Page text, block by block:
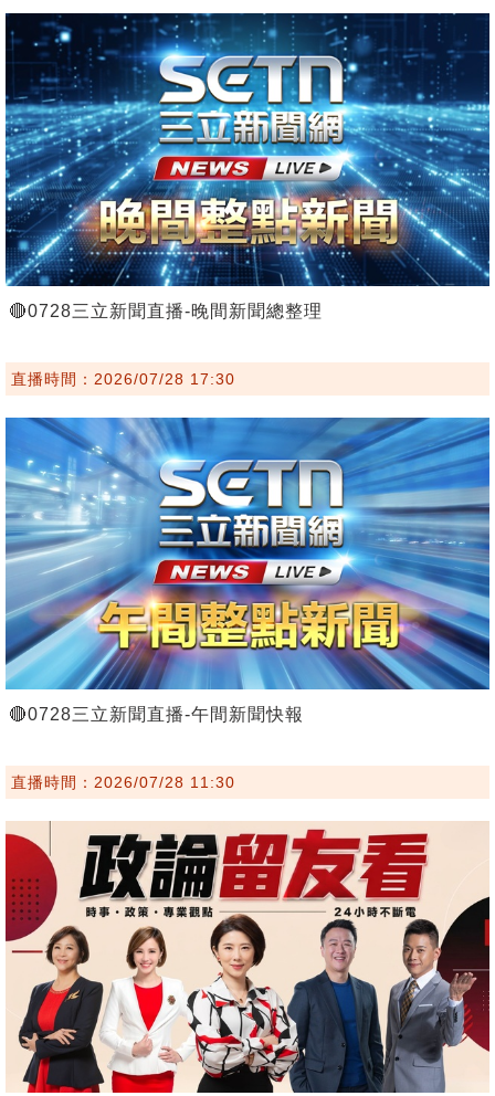
🔴0728三立新聞直播-晚間新聞總整理
直播時間：2026/07/28 17:30
🔴0728三立新聞直播-午間新聞快報
直播時間：2026/07/28 11:30